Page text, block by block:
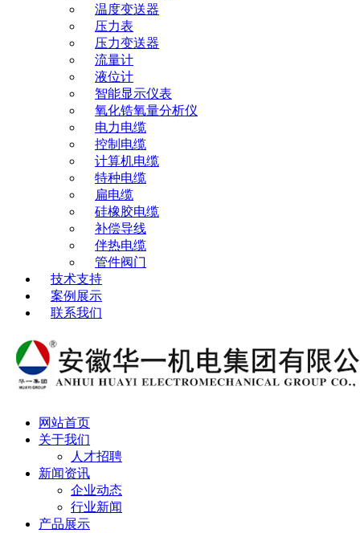
温度变送器
压力表
压力变送器
流量计
液位计
智能显示仪表
氧化锆氧量分析仪
电力电缆
控制电缆
计算机电缆
特种电缆
扁电缆
硅橡胶电缆
补偿导线
伴热电缆
管件阀门
技术支持
案例展示
联系我们
网站首页
关于我们
人才招聘
新闻资讯
企业动态
行业新闻
产品展示